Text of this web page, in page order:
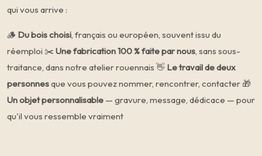
qui vous arrive :
🪵 Du bois choisi, français ou européen, souvent issu du
réemploi ✂️Une fabrication 100 % faite par nous, sans sous-
traitance, dans notre atelier rouennais 👋 Le travail de deux
personnesque vous pouvez nommer, rencontrer, contacter 🎁
Un objet personnalisable — gravure, message, dédicace — pour
qu'il vous ressemble vraiment